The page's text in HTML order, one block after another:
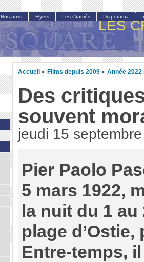
LES
Accueil > Films depuis 2009 > Année 2022
Des
souvent
jeudi 15
Pier Paolo
5 mars 1922,
la nuit du 1
plage d’Ostie,
Entre-temps,
Nos amis Flyers Les Cramés Diaporama